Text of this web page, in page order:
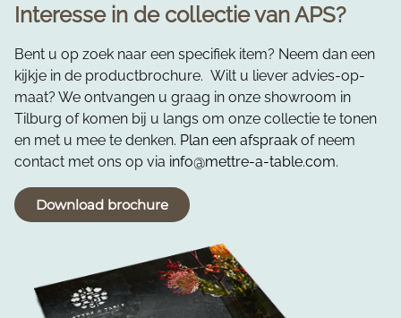
Interesse in de collectie van APS?
Bent u op zoek naar een specifiek item? Neem dan een
kijkje in de productbrochure. Wilt u liever advies-op-
maat? We ontvangen u graag in onze showroom in
Tilburg of komen bij u langs om onze collectie te tonen
en met u mee te denken. Plan een afspraak of neem
contact met ons op via info@mettre-a-table.com.
Download brochure